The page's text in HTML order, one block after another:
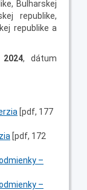
Bulharskej
republike,
republike a
, dátum
[pdf, 177
[pdf, 172
–
–